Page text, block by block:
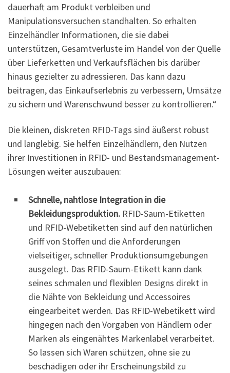
dauerhaft am Produkt verbleiben und
Manipulationsversuchen standhalten. So erhalten
Einzelhändler Informationen, die sie dabei
unterstützen, Gesamtverluste im Handel von der Quelle
über Lieferketten und Verkaufsflächen bis darüber
hinaus gezielter zu adressieren. Das kann dazu
beitragen, das Einkaufserlebnis zu verbessern, Umsätze
zu sichern und Warenschwund besser zu kontrollieren.“
Die kleinen, diskreten RFID-Tags sind äußerst robust
und langlebig. Sie helfen Einzelhändlern, den Nutzen
ihrer Investitionen in RFID- und Bestandsmanagement-
Lösungen weiter auszubauen:
Schnelle, nahtlose Integration in die
Bekleidungsproduktion. RFID-Saum-Etiketten
und RFID-Webetiketten sind auf den natürlichen
Griff von Stoffen und die Anforderungen
vielseitiger, schneller Produktionsumgebungen
ausgelegt. Das RFID-Saum-Etikett kann dank
seines schmalen und flexiblen Designs direkt in
die Nähte von Bekleidung und Accessoires
eingearbeitet werden. Das RFID-Webetikett wird
hingegen nach den Vorgaben von Händlern oder
Marken als eingenähtes Markenlabel verarbeitet.
So lassen sich Waren schützen, ohne sie zu
beschädigen oder ihr Erscheinungsbild zu